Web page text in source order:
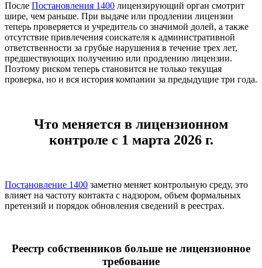
После Постановления 1400 лицензирующий орган смотрит
шире, чем раньше. При выдаче или продлении лицензии
теперь проверяется и учредитель со значимой долей, а также
отсутствие привлечения соискателя к административной
ответственности за грубые нарушения в течение трех лет,
предшествующих получению или продлению лицензии.
Поэтому риском теперь становится не только текущая
проверка, но и вся история компании за предыдущие три года.
Что меняется в лицензионном
контроле с 1 марта 2026 г.
Постановление 1400 заметно меняет контрольную среду, это
влияет на частоту контакта с надзором, объем формальных
претензий и порядок обновления сведений в реестрах.
Реестр собственников больше не лицензионное
требование